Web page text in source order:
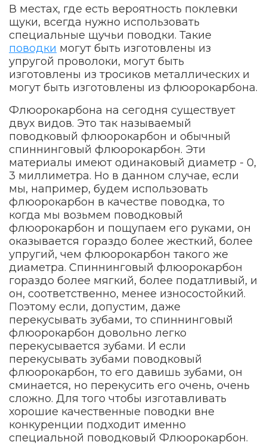
В местах, где есть вероятность поклевки
щуки, всегда нужно использовать
специальные щучьи поводки. Такие
поводки могут быть изготовлены из
упругой проволоки, могут быть
изготовлены из тросиков металлических и
могут быть изготовлены из флюорокарбона.
Флюорокарбона на сегодня существует
двух видов. Это так называемый
поводковый флюорокарбон и обычный
спиннинговый флюорокарбон. Эти
материалы имеют одинаковый диаметр - 0,
3 миллиметра. Но в данном случае, если
мы, например, будем использовать
флюорокарбон в качестве поводка, то
когда мы возьмем поводковый
флюорокарбон и пощупаем его руками, он
оказывается гораздо более жесткий, более
упругий, чем флюорокарбон такого же
диаметра. Спиннинговый флюорокарбон
гораздо более мягкий, более податливый, и
он, соответственно, менее износостойкий.
Поэтому если, допустим, даже
перекусывать зубами, то спиннинговый
флюорокарбон довольно легко
перекусывается зубами. И если
перекусывать зубами поводковый
флюорокарбон, то его давишь зубами, он
сминается, но перекусить его очень, очень
сложно. Для того чтобы изготавливать
хорошие качественные поводки вне
конкуренции подходит именно
специальной поводковый Флюорокарбон.